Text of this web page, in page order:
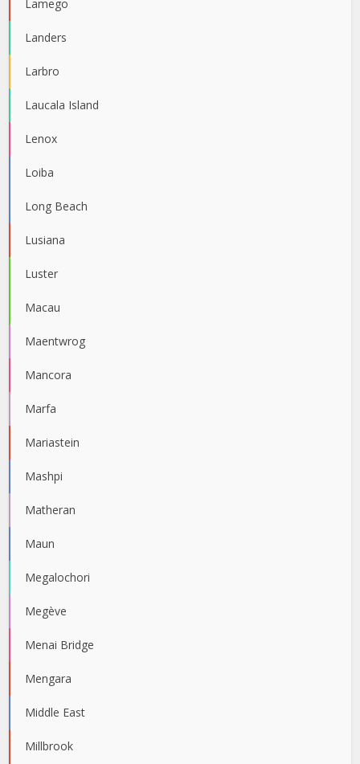
Lamego
Landers
Larbro
Laucala Island
Lenox
Loiba
Long Beach
Lusiana
Luster
Macau
Maentwrog
Mancora
Marfa
Mariastein
Mashpi
Matheran
Maun
Megalochori
Megève
Menai Bridge
Mengara
Middle East
Millbrook